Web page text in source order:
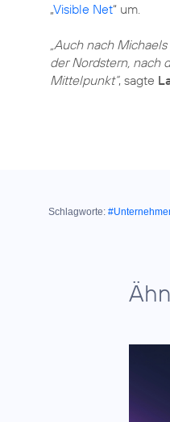
„Visible Net“ um.
„Auch nach
der Nordstern, nach
Mittelpunkt“, sagte
Schlagworte: